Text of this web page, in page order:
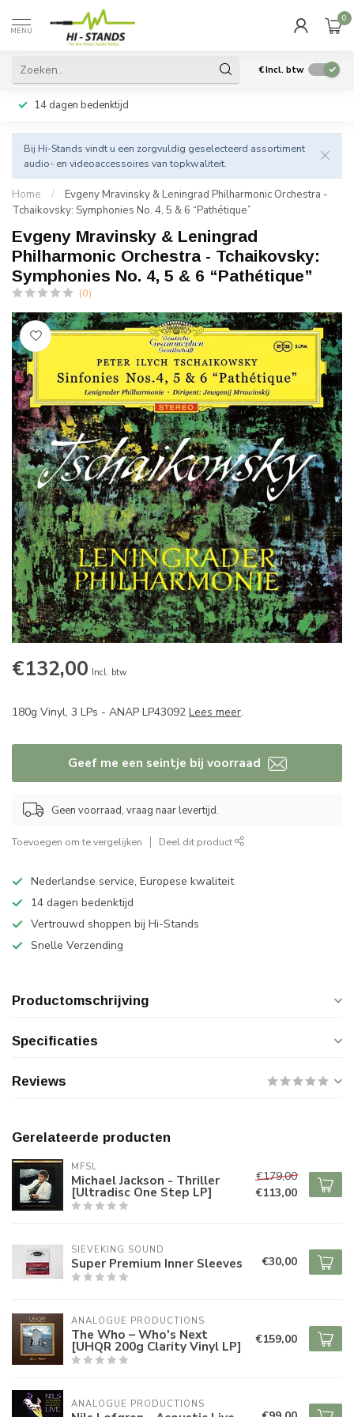
MENU
0
€Incl. btw
14 dagen bedenktijd
Bij Hi-Stands vindt u een zorgvuldig geselecteerd assortiment
audio- en videoaccessoires van topkwaliteit.
Home /
Evgeny Mravinsky & Leningrad Philharmonic Orchestra -
Tchaikovsky: Symphonies No. 4, 5 & 6 “Pathétique”
Evgeny Mravinsky & Leningrad
Philharmonic Orchestra - Tchaikovsky:
Symphonies No. 4, 5 & 6 “Pathétique”
(0)
€132,00 Incl. btw
180g Vinyl, 3 LPs - ANAP LP43092 Lees meer.
Geef me een seintje bij voorraad
Geen voorraad, vraag naar levertijd.
Toevoegen om te vergelijken Deel dit product
Nederlandse service, Europese kwaliteit
14 dagen bedenktijd
Vertrouwd shoppen bij Hi-Stands
Snelle Verzending
Productomschrijving
Specificaties
Reviews
Gerelateerde producten
MFSL
Michael Jackson - Thriller
[Ultradisc One Step LP]
€179,00
€113,00
SIEVEKING SOUND
Super Premium Inner Sleeves €30,00
ANALOGUE PRODUCTIONS
The Who – Who's Next
[UHQR 200g Clarity Vinyl LP] €159,00
ANALOGUE PRODUCTIONS